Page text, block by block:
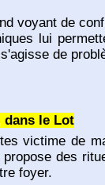
voyant de
lui
de
dans le Lot
victime de
des
foyer.